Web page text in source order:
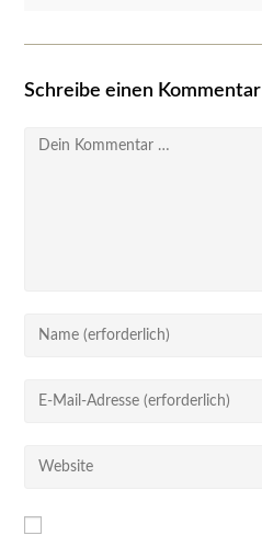
Schreibe einen Kommentar
Kommentar
Gib
oder
zum
ein
Gib
Mail-
Gib